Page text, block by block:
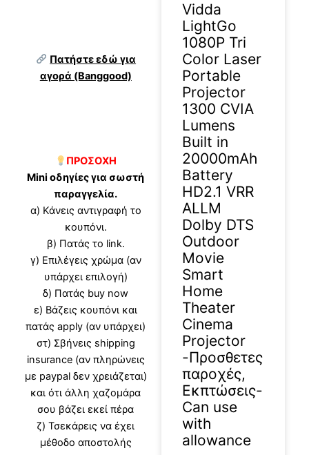
Πατήστε εδώ για
αγορά (Banggood)
ΠΡΟΣΟΧΗ
Mini οδηγίες για σωστή
παραγγελία.
α) Κάνεις αντιγραφή το
κουπόνι.
β) Πατάς το link.
γ) Επιλέγεις χρώμα (αν
υπάρχει επιλογή)
δ) Πατάς buy now
ε) Βάζεις κουπόνι και
πατάς apply (αν υπάρχει)
στ) Σβήνεις shipping
insurance (αν πληρώνεις
με paypal δεν χρειάζεται)
και ότι άλλη χαζομάρα
σου βάζει εκεί πέρα
ζ) Τσεκάρεις να έχει
μέθοδο αποστολής
Vidda
LightGo
1080P Tri
Color Laser
Portable
Projector
1300 CVIA
Lumens
Built in
20000mAh
Battery
HD2.1 VRR
ALLM
Dolby DTS
Outdoor
Movie
Smart
Home
Theater
Cinema
Projector
-Προσθετες
παροχές,
Εκπτώσεις-
Can use
with
allowance